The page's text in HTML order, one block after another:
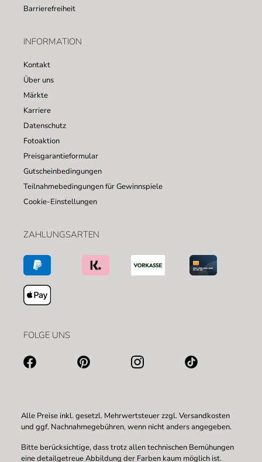
Barrierefreiheit
INFORMATION
Kontakt
Über uns
Märkte
Karriere
Datenschutz
Fotoaktion
Preisgarantieformular
Gutscheinbedingungen
Teilnahmebedingungen für Gewinnspiele
Cookie-Einstellungen
ZAHLUNGSARTEN
FOLGE UNS
Alle Preise inkl. gesetzl. Mehrwertsteuer zzgl.Versandkosten
und ggf. Nachnahmegebühren, wenn nicht anders angegeben.
Bitte berücksichtige, dass trotz allen technischen Bemühungen
eine detailgetreue Abbildung der Farben kaum möglich ist.